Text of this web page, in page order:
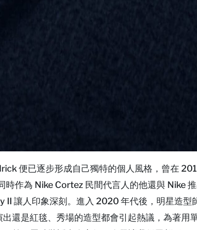
便已逐步形成自己獨特的個人風格，曾在
作為 Nike Cortez 民間代言人的他還與 Nike
II 讓人印象深刻。進入 2020 年代後，明星造型
還是紅毯、秀場的造型都會引起熱議，為著用